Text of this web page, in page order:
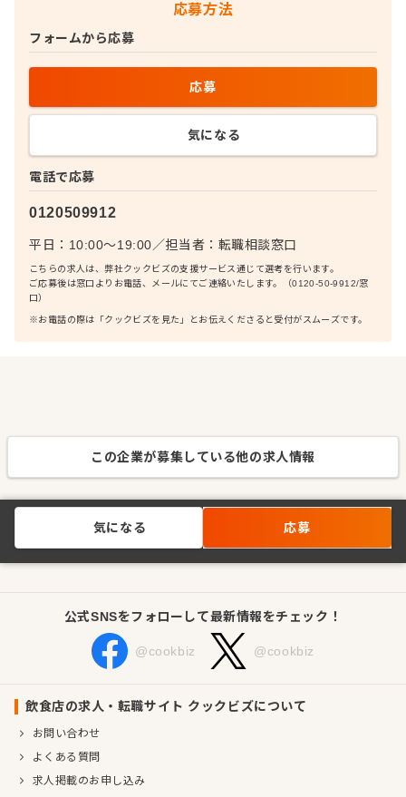
応募方法
電話で応募
0120509912
平日：10:00〜19:00／担当者： 転職相談窓口
こちらの求人は、弊社クックビズの支援サービス通じて選考を行います。
ご応募後は窓口よりお電話、メールにてご連絡いたします。（0120-50-9912/窓
口）
※お電話の際は「クックビズを見た」とお伝えくださると受付がスムーズです。
フォームから応募
応募
気になる
この企業が募集している他の求人情報
気になる 応募
公式SNSをフォローして最新情報をチェック！
@cookbiz @cookbiz
飲食店の求人・転職サイト クックビズについて
お問い合わせ
よくある質問
求人掲載のお申し込み